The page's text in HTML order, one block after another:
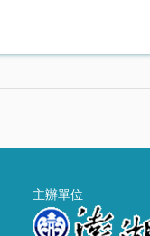
主辦單位